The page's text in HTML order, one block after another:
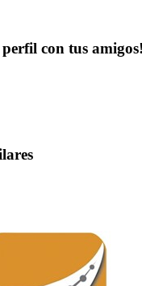
con tus amigos!